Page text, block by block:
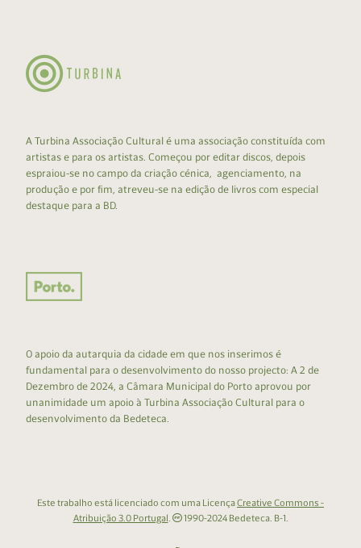
A Turbina Associação Cultural é uma associação constituída com
artistas e para os artistas. Começou por editar discos, depois
espraiou-se no campo da criação cénica, agenciamento, na
produção e por fim, atreveu-se na edição de livros com especial
destaque para a BD.
O apoio da autarquia da cidade em que nos inserimos é
fundamental para o desenvolvimento do nosso projecto: A 2 de
Dezembro de 2024, a Câmara Municipal do Porto aprovou por
unanimidade um apoio à Turbina Associação Cultural para o
desenvolvimento da Bedeteca.
Este trabalho está licenciado com uma LicençaCreative Commons -
Atribuição 3.0 Portugal. 1990-2024 Bedeteca. B-1.